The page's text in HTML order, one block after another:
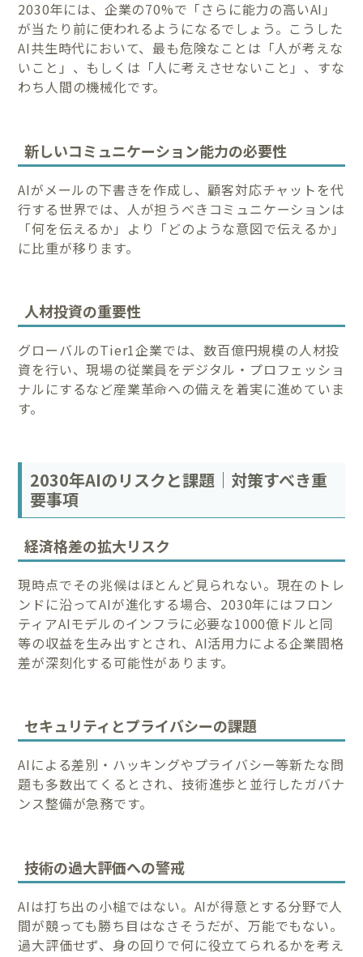
2030年には、企業の70%で「さらに能力の高いAI」
が当たり前に使われるようになるでしょう。こうした
AI共生時代において、最も危険なことは「人が考えな
いこと」、もしくは「人に考えさせないこと」、すな
わち人間の機械化です。
新しいコミュニケーション能力の必要性
AIがメールの下書きを作成し、顧客対応チャットを代
行する世界では、人が担うべきコミュニケーションは
「何を伝えるか」より「どのような意図で伝えるか」
に比重が移ります。
人材投資の重要性
グローバルのTier1企業では、数百億円規模の人材投
資を行い、現場の従業員をデジタル・プロフェッショ
ナルにするなど産業革命への備えを着実に進めていま
す。
2030年AIのリスクと課題｜対策すべき重
要事項
経済格差の拡大リスク
現時点でその兆候はほとんど見られない。現在のトレ
ンドに沿ってAIが進化する場合、2030年にはフロン
ティアAIモデルのインフラに必要な1000億ドルと同
等の収益を生み出すとされ、AI活用力による企業間格
差が深刻化する可能性があります。
セキュリティとプライバシーの課題
AIによる差別・ハッキングやプライバシー等新たな問
題も多数出てくるとされ、技術進歩と並行したガバナ
ンス整備が急務です。
技術の過大評価への警戒
AIは打ち出の小槌ではない。AIが得意とする分野で人
間が競っても勝ち目はなさそうだが、万能でもない。
過大評価せず、身の回りで何に役立てられるかを考え